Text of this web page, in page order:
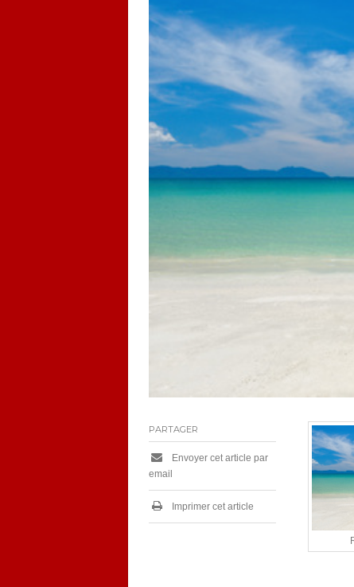
PARTAGER
Envoyer cet article par
email
Imprimer cet article